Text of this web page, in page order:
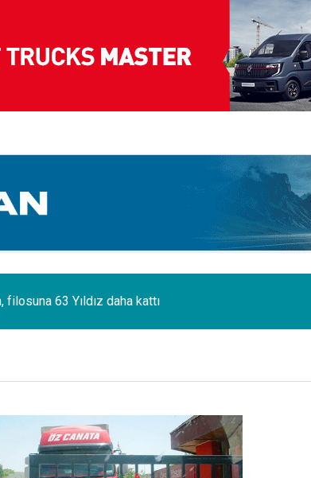
filosuna 63 Yıldız daha kattı